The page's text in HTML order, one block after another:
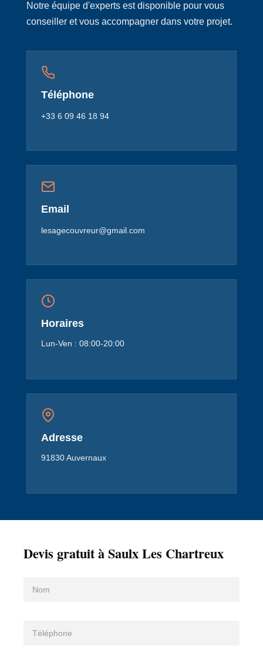
Notre équipe d'experts est disponible pour vous
conseiller et vous accompagner dans votre projet.
Téléphone
+33 6 09 46 18 94
Email
lesagecouvreur@gmail.com
Horaires
Lun-Ven : 08:00-20:00
Adresse
91830 Auvernaux
Devis gratuit à Saulx Les Chartreux